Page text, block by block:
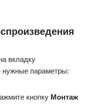
вкладку
нужные параметры:
кнопку Монтаж